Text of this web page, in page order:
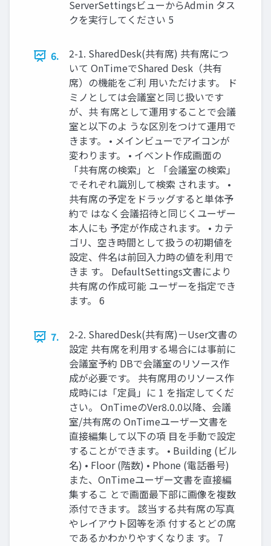
ServerSettingsビューからAdmin タス
クを実行してください 5
6.
2-1. SharedDesk(共有席) 共有席につ
いて OnTimeでShared Desk（共有
席）の機能をご利 用いただけます。 ド
ミノとしては会議室と同じ扱いです
が、共 有席として運用することで会議
室と以下のよ うな区別をつけて運用で
きます。 • メインビューでアイコンが
変わります。 • イベント作成画面の
「共有席の検索」と 「会議室の検索」
でそれぞれ識別して検索 されます。 •
共有席の予定をドラッグすると単体予
約で はなく会議招待と同じくユーザー
本人にも 予定が作成されます。 • カテ
ゴリ、空き時間として扱うの初期値を
設定、件名は前回入力時の値を利用で
きま す。 DefaultSettings文書により
共有席の作成可能 ユーザーを指定でき
ます。 6
7.
2-2. SharedDesk(共有席)－User文書の
設定 共有席を利用する場合には事前に
会議室予約 DBで会議室のリソース作
成が必要です。 共有席用のリソース作
成時には「定員」に 1 を指定してくだ
さい。 OnTimeのVer8.0.0以降、会議
室/共有席の OnTimeユーザー文書を
直接編集して以下の項 目を手動で設定
することができます。 • Building (ビル
名) • Floor (階数) • Phone (電話番号)
また、OnTimeユーザー文書を直接編
集するこ とで画面最下部に画像を複数
添付できます。 該当する共有席の写真
やレイアウト図等を添 付するとどの席
であるかわかりやすくなりま す。 7